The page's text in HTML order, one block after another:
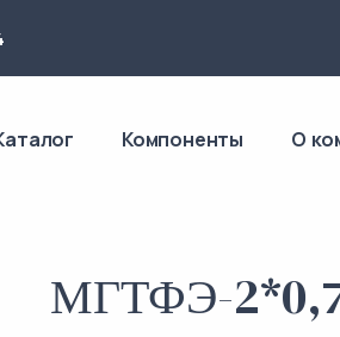
Компоненты О
МГТФЭ-